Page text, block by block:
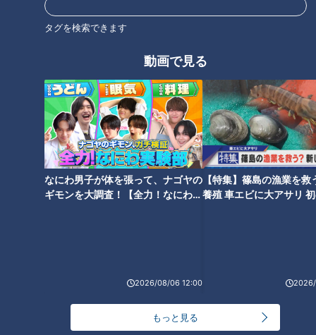
タグを検索できます
動画で見る
なにわ男子が体を張って、ナゴヤの
ギモンを大調査！【全力！なにわ実
2026/08/06 12:00
【特集】篠島の漁業を救
養殖 車エビに大アサリ
もっと見る
オススメ関連コンテンツ
石丸幹二「すごい痩せました
ベトコンは何の略？元気が出る
名古屋めし！ベトコンラーメン